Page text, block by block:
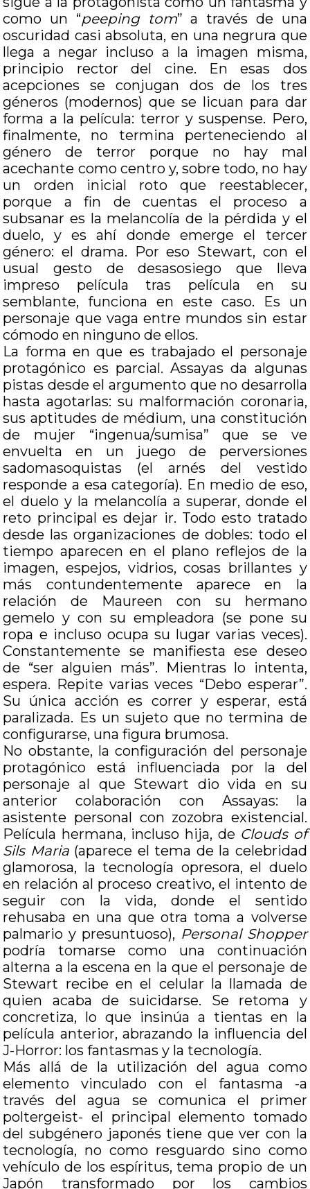
como un “peeping tom” a través de una
oscuridad casi absoluta, en una negrura que
llega a negar incluso a la imagen misma,
principio rector del cine. En esas dos
acepciones se conjugan dos de los tres
géneros (modernos) que se licuan para dar
forma a la película: terror y suspense. Pero,
finalmente, no termina perteneciendo al
género de terror porque no hay mal
acechante como centro y, sobre todo, no hay
un orden inicial roto que reestablecer,
porque a fin de cuentas el proceso a
subsanar es la melancolía de la pérdida y el
duelo, y es ahí donde emerge el tercer
género: el drama. Por eso Stewart, con el
usual gesto de desasosiego que lleva
impreso película tras película en su
semblante, funciona en este caso. Es un
personaje que vaga entre mundos sin estar
cómodo en ninguno de ellos.
La forma en que es trabajado el personaje
protagónico es parcial. Assayas da algunas
pistas desde el argumento que no desarrolla
hasta agotarlas: su malformación coronaria,
sus aptitudes de médium, una constitución
de mujer “ingenua/sumisa” que se ve
envuelta en un juego de perversiones
sadomasoquistas (el arnés del vestido
responde a esa categoría). En medio de eso,
el duelo y la melancolía a superar, donde el
reto principal es dejar ir. Todo esto tratado
desde las organizaciones de dobles: todo el
tiempo aparecen en el plano reflejos de la
imagen, espejos, vidrios, cosas brillantes y
más contundentemente aparece en la
relación de Maureen con su hermano
gemelo y con su empleadora (se pone su
ropa e incluso ocupa su lugar varias veces).
Constantemente se manifiesta ese deseo
de “ser alguien más”. Mientras lo intenta,
espera. Repite varias veces “Debo esperar”.
Su única acción es correr y esperar, está
paralizada. Es un sujeto que no termina de
configurarse, una figura brumosa.
No obstante, la configuración del personaje
protagónico está influenciada por la del
personaje al que Stewart dio vida en su
anterior colaboración con Assayas: la
asistente personal con zozobra existencial.
Película hermana, incluso hija, de Clouds of
Sils Maria(aparece el tema de la celebridad
glamorosa, la tecnología opresora, el duelo
en relación al proceso creativo, el intento de
seguir con la vida, donde el sentido
rehusaba en una que otra toma a volverse
palmario y presuntuoso), Personal Shopper
podría tomarse como una continuación
alterna a la escena en la que el personaje de
Stewart recibe en el celular la llamada de
quien acaba de suicidarse. Se retoma y
concretiza, lo que insinúa a tientas en la
película anterior, abrazando la influencia del
J-Horror: los fantasmas y la tecnología.
Más allá de la utilización del agua como
elemento vinculado con el fantasma -a
través del agua se comunica el primer
poltergeist- el principal elemento tomado
del subgénero japonés tiene que ver con la
tecnología, no como resguardo sino como
vehículo de los espíritus, tema propio de un
Japón transformado por los cambios